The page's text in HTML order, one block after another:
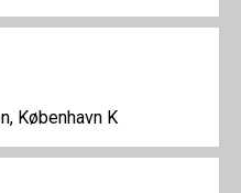
København K